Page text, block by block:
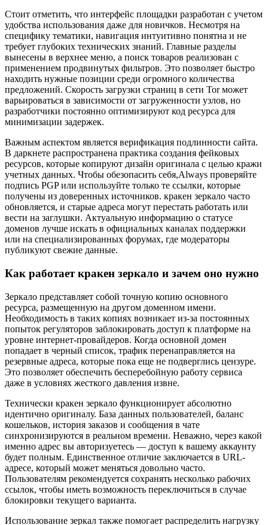
Стоит отметить, что интерфейс площадки разработан с учетом
удобства использования даже для новичков. Несмотря на
специфику тематики, навигация интуитивно понятна и не
требует глубоких технических знаний. Главные разделы
вынесены в верхнее меню, а поиск товаров реализован с
применением продвинутых фильтров. Это позволяет быстро
находить нужные позиции среди огромного количества
предложений. Скорость загрузки страниц в сети Tor может
варьироваться в зависимости от загруженности узлов, но
разработчики постоянно оптимизируют код ресурса для
минимизации задержек.
Важным аспектом является верификация подлинности сайта.
В даркнете распространена практика создания фейковых
ресурсов, которые копируют дизайн оригинала с целью кражи
учетных данных. Чтобы обезопасить себя,Always проверяйте
подпись PGP или используйте только те ссылки, которые
получены из доверенных источников. кракен зеркало часто
обновляется, и старые адреса могут перестать работать или
вести на заглушки. Актуальную информацию о статусе
доменов лучше искать в официальных каналах поддержки
или на специализированных форумах, где модераторы
публикуют свежие данные.
Как работает кракен зеркало и зачем оно нужно
Зеркало представляет собой точную копию основного
ресурса, размещенную на другом доменном имени.
Необходимость в таких копиях возникает из-за постоянных
попыток регуляторов заблокировать доступ к платформе на
уровне интернет-провайдеров. Когда основной домен
попадает в черный список, трафик перенаправляется на
резервные адреса, которые пока еще не подверглись цензуре.
Это позволяет обеспечить бесперебойную работу сервиса
даже в условиях жесткого давления извне.
Технически кракен зеркало функционирует абсолютно
идентично оригиналу. База данных пользователей, баланс
кошельков, история заказов и сообщения в чате
синхронизируются в реальном времени. Неважно, через какой
именно адрес вы авторизуетесь — доступ к вашему аккаунту
будет полным. Единственное отличие заключается в URL-
адресе, который может меняться довольно часто.
Пользователям рекомендуется сохранять несколько рабочих
ссылок, чтобы иметь возможность переключиться в случае
блокировки текущего варианта.
Использование зеркал также помогает распределить нагрузку